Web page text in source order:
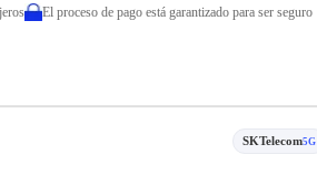
El proceso de pago está garantizado para ser seguro
SKTelecom5G